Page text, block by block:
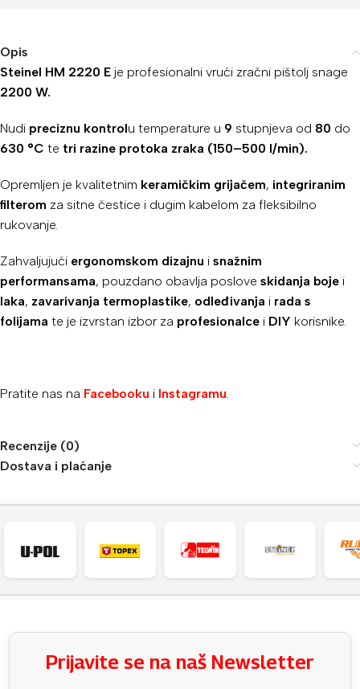
Opis
Steinel HM 2220 E je profesionalni vrući zračni pištolj snage
2200 W.
Nudi preciznu kontrolu temperature u 9 stupnjeva od 80 do
630 °C te tri razine protoka zraka (150–500 l/min).
Opremljen je kvalitetnim keramičkim grijačem, integriranim
filterom za sitne čestice i dugim kabelom za fleksibilno
rukovanje.
Zahvaljujući ergonomskom dizajnu i snažnim
performansama, pouzdano obavlja poslove skidanja boje i
laka, zavarivanja termoplastike, odleđivanja i rada s
folijama te je izvrstan izbor za profesionalce i DIY korisnike.
Pratite nas na Facebooku i Instagramu.
Recenzije (0)
Dostava i plaćanje
Prijavite se na naš Newsletter